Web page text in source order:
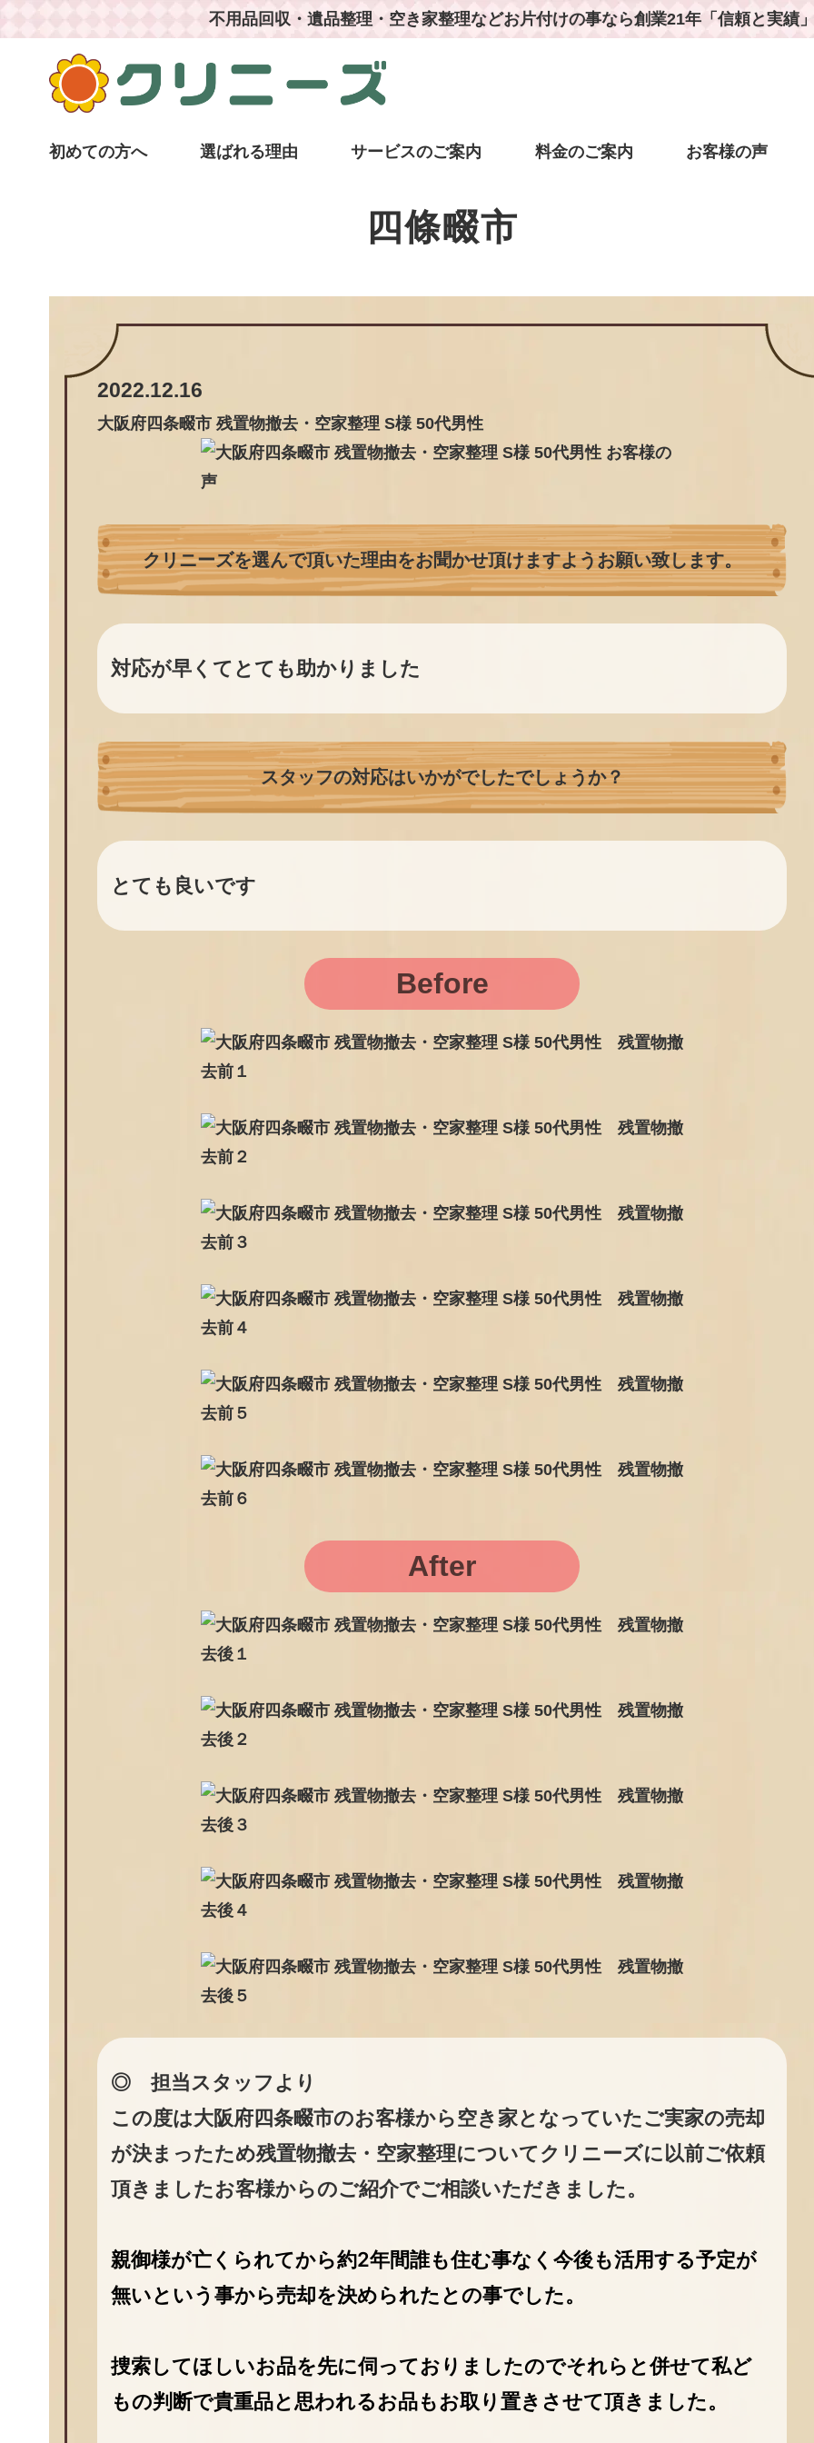
不用品回収・遺品整理・空き家整理などお片付けの事なら創業21年「信頼と実績
初めての方へ 選ばれる理由 サービスのご案内 料金のご案内 お客様の声
四條畷市
2022.12.16
大阪府四条畷市 残置物撤去・空家整理 S様 50代男性
クリニーズを選んで頂いた理由をお聞かせ頂けますようお願い致します。
対応が早くてとても助かりました
スタッフの対応はいかがでしたでしょうか？
とても良いです
Before
After
◎ 担当スタッフより
この度は大阪府四条畷市のお客様から空き家となっていたご実家の売却
が決まったため残置物撤去・空家整理についてクリニーズに以前ご依頼
頂きましたお客様からのご紹介でご相談いただきました。
親御様が亡くられてから約2年間誰も住む事なく今後も活用する予定が
無いという事から売却を決められたとの事でした。
捜索してほしいお品を先に伺っておりましたのでそれらと併せて私ど
もの判断で貴重品と思われるお品もお取り置きさせて頂きました。